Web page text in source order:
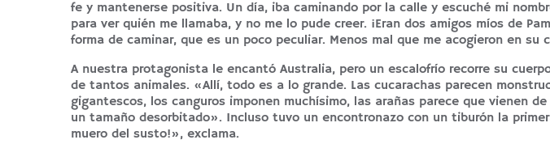
fe y mantenerse positiva. Un día, iba caminando por la calle y escuché mi
para ver quién me llamaba, y no me lo pude creer. ¡Eran dos amigos míos de
forma de caminar, que es un poco peculiar. Menos mal que me acogieron en su
A nuestra protagonista le encantó Australia, pero un escalofrío recorre su
de tantos animales. «Allí, todo es a lo grande. Las cucarachas parecen
gigantescos, los canguros imponen muchísimo, las arañas parece que vienen
un tamaño desorbitado». Incluso tuvo un encontronazo con un tiburón la
muero del susto!», exclama.